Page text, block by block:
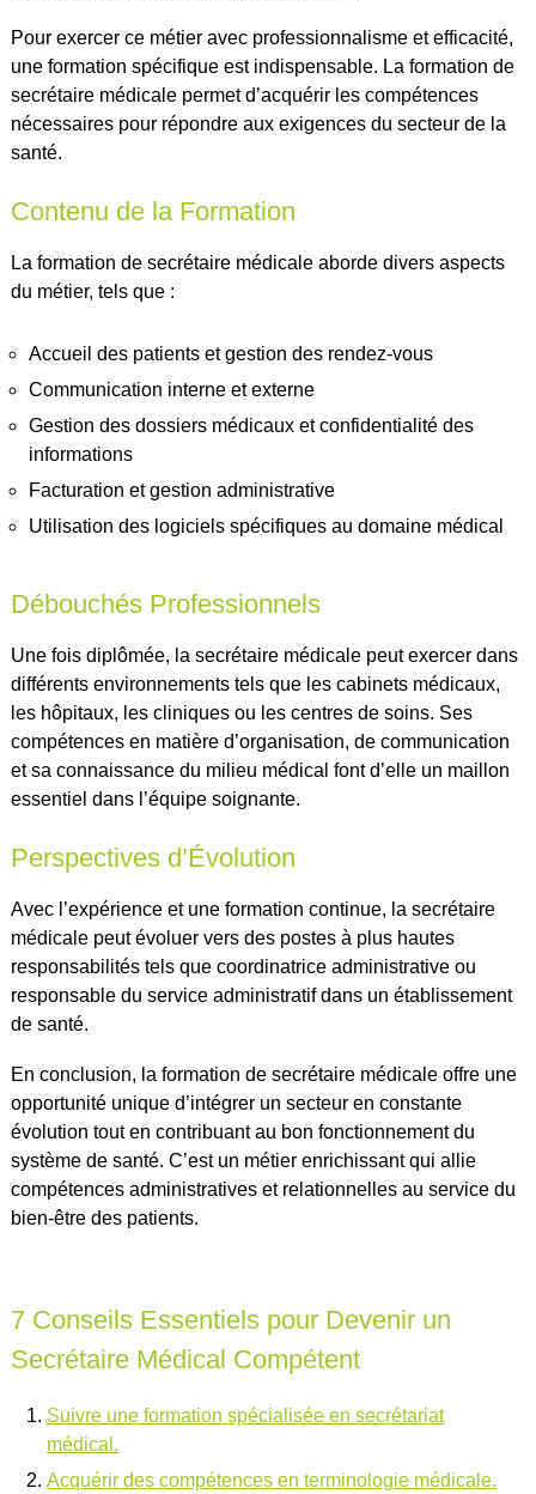
Pour exercer ce métier avec professionnalisme et efficacité,
une formation spécifique est indispensable. La formation de
secrétaire médicale permet d’acquérir les compétences
nécessaires pour répondre aux exigences du secteur de la
santé.
Contenu de la Formation
La formation de secrétaire médicale aborde divers aspects
du métier, tels que :
Accueil des patients et gestion des rendez-vous
Communication interne et externe
Gestion des dossiers médicaux et confidentialité des
informations
Facturation et gestion administrative
Utilisation des logiciels spécifiques au domaine médical
Débouchés Professionnels
Une fois diplômée, la secrétaire médicale peut exercer dans
différents environnements tels que les cabinets médicaux,
les hôpitaux, les cliniques ou les centres de soins. Ses
compétences en matière d’organisation, de communication
et sa connaissance du milieu médical font d’elle un maillon
essentiel dans l’équipe soignante.
Perspectives d’Évolution
Avec l’expérience et une formation continue, la secrétaire
médicale peut évoluer vers des postes à plus hautes
responsabilités tels que coordinatrice administrative ou
responsable du service administratif dans un établissement
de santé.
En conclusion, la formation de secrétaire médicale offre une
opportunité unique d’intégrer un secteur en constante
évolution tout en contribuant au bon fonctionnement du
système de santé. C’est un métier enrichissant qui allie
compétences administratives et relationnelles au service du
bien-être des patients.
7 Conseils Essentiels pour Devenir un
Secrétaire Médical Compétent
Suivre une formation spécialisée en secrétariat
médical.
Acquérir des compétences en terminologie médicale.